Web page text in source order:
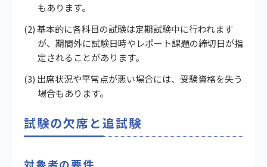
もあります。
(2) 基本的に各科目の試験は定期試験中に行われます
が、期間外に試験日時やレポート課題の締切日が指
定されることがあります。
(3) 出席状況や平常点が悪い場合には、受験資格を失う
場合もあります。
試験の欠席と追試験